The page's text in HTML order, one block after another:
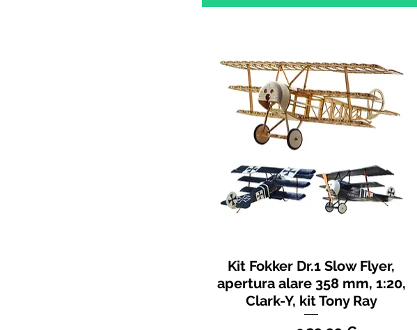
Kit Fokker Dr.1 Slow Flyer,
apertura alare 358 mm, 1:20,
Clark-Y, kit Tony Ray